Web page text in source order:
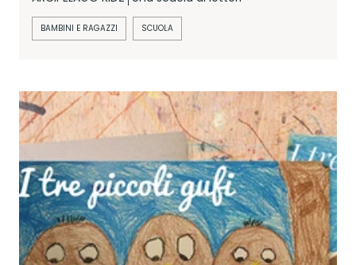
BAMBINI E RAGAZZI SCUOLA